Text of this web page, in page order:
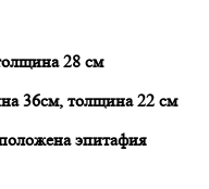
28 см
36см, толщина 22 см
эпитафия